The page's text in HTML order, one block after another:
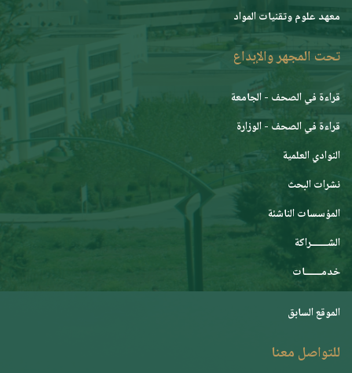
معهد علوم وتقنيات المواد
تحت المجهر والإبداع
قراءة في الصحف - الجامعة
قراءة في الصحف - الوزارة
النوادي العلمية
نشرات البحث
المؤسسات الناشئة
الشـــــــراكة
خدمـــــــات
الموقع السابق
للتواصل معنا